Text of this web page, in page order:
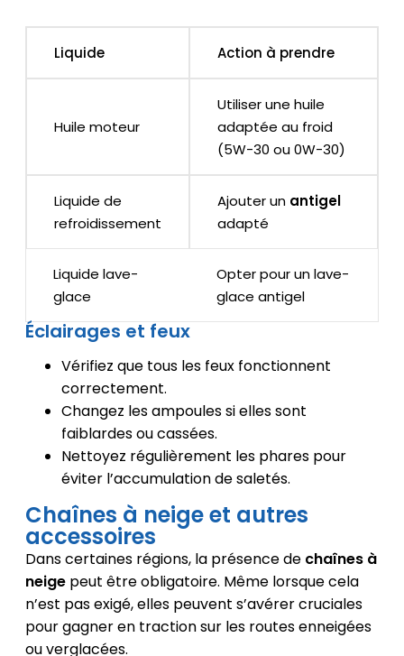
Liquide Action à prendre
Huile moteur
Utiliser une huile
adaptée au froid
(5W-30 ou 0W-30)
Liquide de
refroidissement
Ajouter un antigel
adapté
Liquide lave-
glace
Opter pour un lave-
glace antigel
Éclairages et feux
Vérifiez que tous les feux fonctionnent
correctement.
Changez les ampoules si elles sont
faiblardes ou cassées.
Nettoyez régulièrement les phares pour
éviter l’accumulation de saletés.
Chaînes à neige et autres
accessoires
Dans certaines régions, la présence de chaînes à
neigepeut être obligatoire. Même lorsque cela
n’est pas exigé, elles peuvent s’avérer cruciales
pour gagner en traction sur les routes enneigées
ou verglacées.